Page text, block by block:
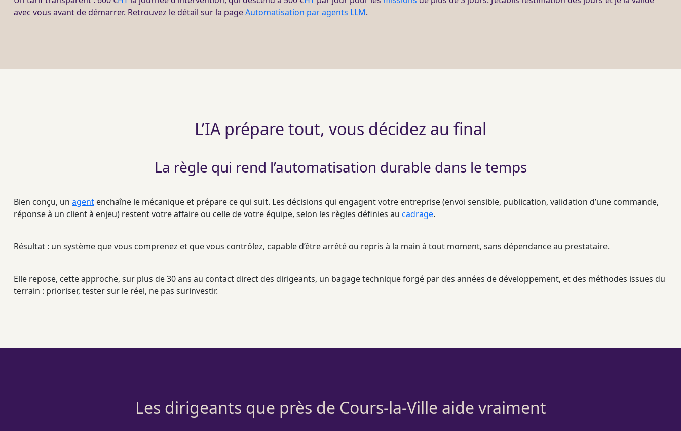
avec vous avant de démarrer. Retrouvez le détail sur la pageAutomatisation par agents LLM.
L’IA prépare tout, vous décidez au final
La règle qui rend l’automatisation durable dans le temps
Bien conçu, un agent enchaîne le mécanique et prépare ce qui suit. Les décisions qui engagent votre entreprise (envoi sensible, publication, validation d’une commande,
réponse à un client à enjeu) restent votre affaire ou celle de votre équipe, selon les règles définies au cadrage.
Résultat : un système que vous comprenez et que vous contrôlez, capable d’être arrêté ou repris à la main à tout moment, sans dépendance au prestataire.
Elle repose, cette approche, sur plus de 30 ans au contact direct des dirigeants, un bagage technique forgé par des années de développement, et des méthodes issues du
terrain : prioriser, tester sur le réel, ne pas surinvestir.
Les dirigeants que près de Cours-la-Ville aide vraiment